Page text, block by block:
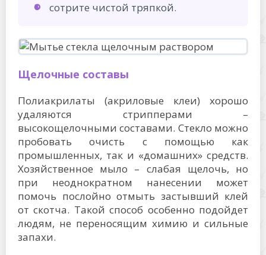
сотрите чистой тряпкой.
Щелочные составы
Полиакрилаты (акриловые клеи) хорошо
удаляются стрипперами –
высокощелочными составами. Стекло можно
пробовать очисть с помощью как
промышленных, так и «домашних» средств.
Хозяйственное мыло – слабая щелочь, но
при неоднократном нанесении может
помочь послойно отмыть застывший клей
от скотча. Такой способ особенно подойдет
людям, не переносящим химию и сильные
запахи.